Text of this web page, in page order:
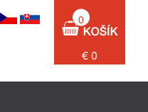
0
€ 0